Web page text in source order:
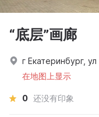
“底层”画廊
г Екатеринбург,
在地图上显示
0 还没有印象